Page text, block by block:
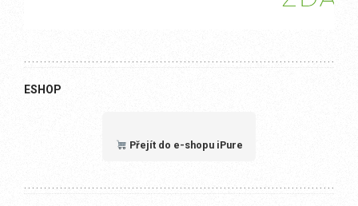
ESHOP
Přejít do e-shopu iPure